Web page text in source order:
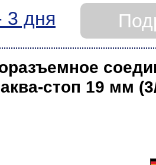
3 дня
стоп 19 мм